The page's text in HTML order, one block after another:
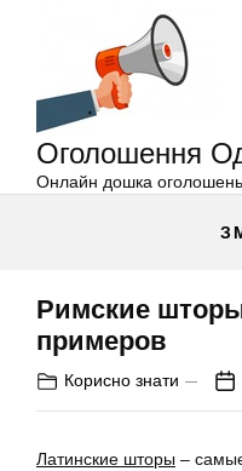
Оголошення
Онлайн дошка оголошень
Римские
примеров
Корисно знати
Латинские шторы –